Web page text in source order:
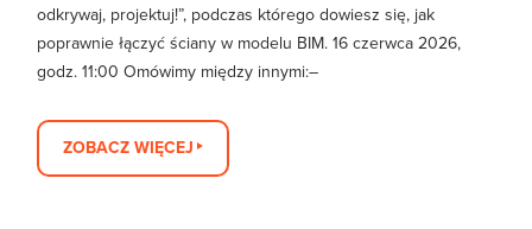
odkrywaj, projektuj!”, podczas którego dowiesz się, jak
poprawnie łączyć ściany w modelu BIM. 16 czerwca 2026,
godz. 11:00 Omówimy między innymi:–
ZOBACZ WIĘCEJ